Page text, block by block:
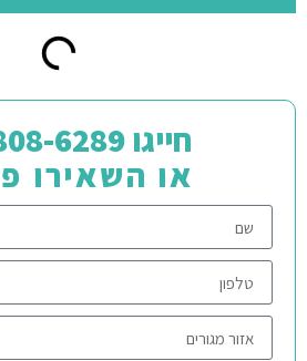
חייגו 050-808-6289
או השאירו